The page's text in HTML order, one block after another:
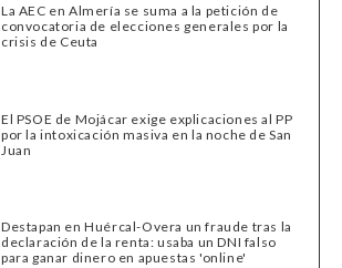
La AEC en Almería se suma a la petición de
convocatoria de elecciones generales por la
crisis de Ceuta
El PSOE de Mojácar exige explicaciones al PP
por la intoxicación masiva en la noche de San
Juan
Destapan en Huércal-Overa un fraude tras la
declaración de la renta: usaba un DNI falso
para ganar dinero en apuestas 'online'